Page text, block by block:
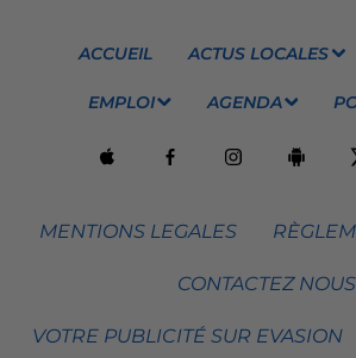
ACCUEIL ACTUS LOCALES
EMPLOI AGENDA
MENTIONS LEGALES
CONTACTEZ NOUS
VOTRE PUBLICITÉ SUR EVASION